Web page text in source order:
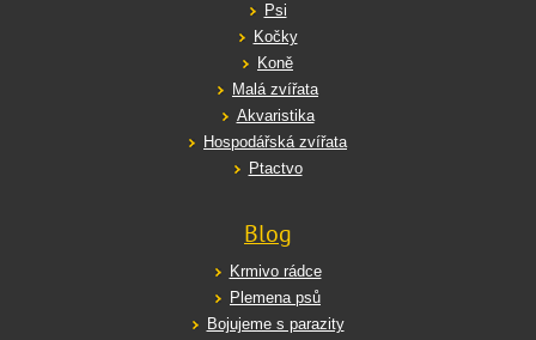
Psi
Kočky
Koně
Malá zvířata
Akvaristika
Hospodářská zvířata
Ptactvo
Blog
Krmivo rádce
Plemena psů
Bojujeme s parazity